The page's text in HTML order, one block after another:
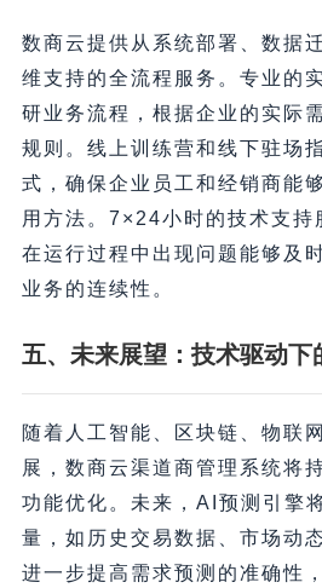
数商云提供从系统部署、数据
维支持的全流程服务。专业的
研业务流程，根据企业的实际
规则。线上训练营和线下驻场
式，确保企业员工和经销商能
用方法。7×24小时的技术支持
在运行过程中出现问题能够及
业务的连续性。
五、未来展望：技术驱动下
随着人工智能、区块链、物联
展，数商云渠道商管理系统将
功能优化。未来，AI预测引擎
量，如历史交易数据、市场动
进一步提高需求预测的准确性